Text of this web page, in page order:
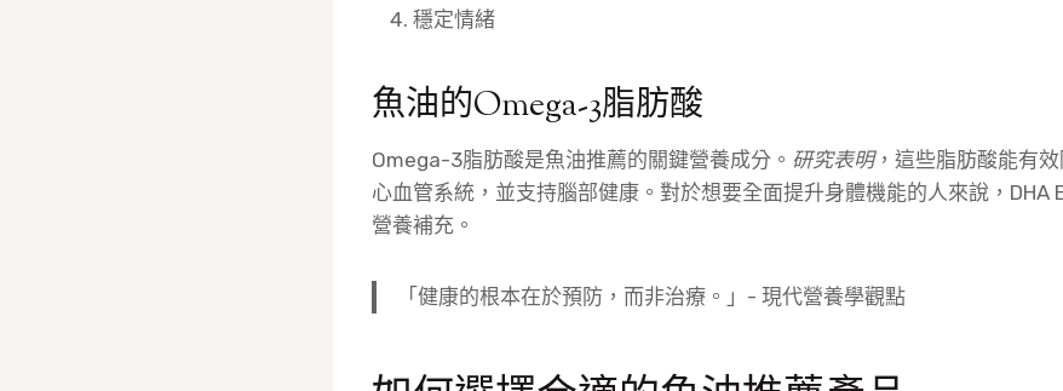
穩定情緒
魚油的Omega-3脂肪酸
Omega-3脂肪酸是魚油推薦的關鍵營養成分。 研究表明，這些脂肪酸能有
心血管系統，並支持腦部健康。對於想要全面提升身體機能的人來說，DHA
營養補充。
「健康的根本在於預防，而非治療。」- 現代營養學觀點